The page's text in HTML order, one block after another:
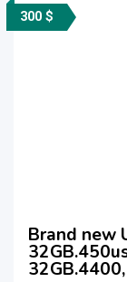
300 $
Brand new